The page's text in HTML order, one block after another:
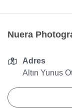
Nuera
Adres
Altın Yunus